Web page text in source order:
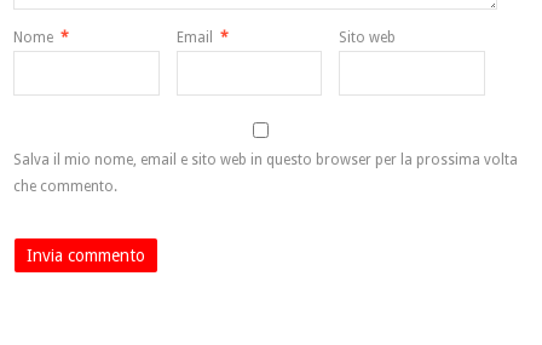
Nome * Email * Sito web
Salva il mio nome, email e sito web in questo browser per la prossima volta
che commento.